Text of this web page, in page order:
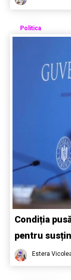
Politica
Condiția
pentru
Estera